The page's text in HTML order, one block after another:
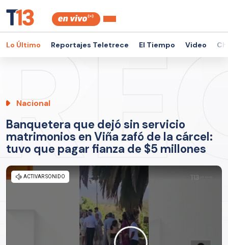
Lo Último Reportajes Teletrece El Tiempo Video
Nacional
Banquetera que dejó sin servicio
matrimonios en Viña zafó de la cárcel:
tuvo que pagar fianza de $5 millones